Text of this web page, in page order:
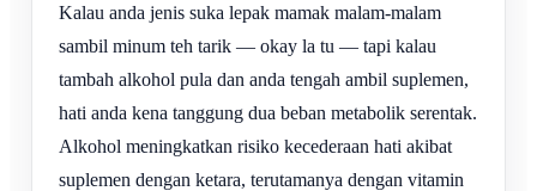
Kalau anda jenis suka lepak mamak malam-malam
sambil minum teh tarik — okay la tu — tapi kalau
tambah alkohol pula dan anda tengah ambil suplemen,
hati anda kena tanggung dua beban metabolik serentak.
Alkohol meningkatkan risiko kecederaan hati akibat
suplemen dengan ketara, terutamanya dengan vitamin